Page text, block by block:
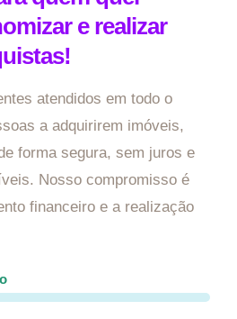
e realizar
atendidos em todo o
a adquirirem imóveis,
forma segura, sem juros e
Nosso compromisso é
financeiro e a realização